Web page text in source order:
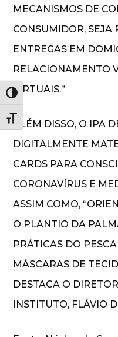
Alternar alto contraste
Alternar tamanho da
MECANISMOS DE
CONSUMIDOR, SEJA
ENTREGAS EM
RELACIONAMENTO
VIRTUAIS.”
ALÉM DISSO, O IPA
DIGITALMENTE
CARDS PARA
CORONAVÍRUS E
ASSIM COMO,
O PLANTIO DA
PRÁTICAS DO
MÁSCARAS DE
DESTACA O
INSTITUTO, FLÁVIO